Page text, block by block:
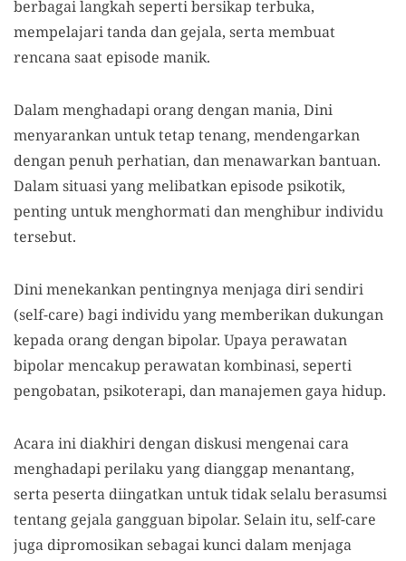
berbagai langkah seperti bersikap terbuka,
mempelajari tanda dan gejala, serta membuat
rencana saat episode manik.
Dalam menghadapi orang dengan mania, Dini
menyarankan untuk tetap tenang, mendengarkan
dengan penuh perhatian, dan menawarkan bantuan.
Dalam situasi yang melibatkan episode psikotik,
penting untuk menghormati dan menghibur individu
tersebut.
Dini menekankan pentingnya menjaga diri sendiri
(self-care) bagi individu yang memberikan dukungan
kepada orang dengan bipolar. Upaya perawatan
bipolar mencakup perawatan kombinasi, seperti
pengobatan, psikoterapi, dan manajemen gaya hidup.
Acara ini diakhiri dengan diskusi mengenai cara
menghadapi perilaku yang dianggap menantang,
serta peserta diingatkan untuk tidak selalu berasumsi
tentang gejala gangguan bipolar. Selain itu, self-care
juga dipromosikan sebagai kunci dalam menjaga